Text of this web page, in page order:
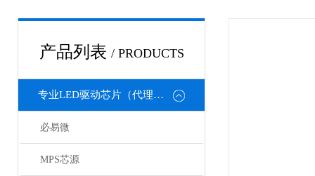
产品列表 / PRODUCTS
专业LED驱动芯片（代理或直销）
必易微
MPS芯源